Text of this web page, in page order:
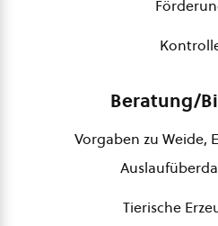
Beratung/
Vorgaben zu Weide,
Tierische